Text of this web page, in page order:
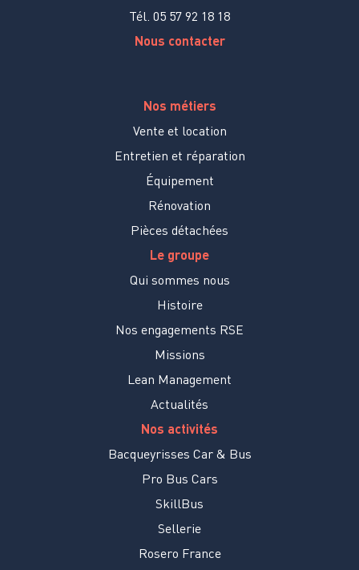
Tél. 05 57 92 18 18
Nous contacter
Nos métiers
Vente et location
Entretien et réparation
Équipement
Rénovation
Pièces détachées
Le groupe
Qui sommes nous
Histoire
Nos engagements RSE
Missions
Lean Management
Actualités
Nos activités
Bacqueyrisses Car & Bus
Pro Bus Cars
SkillBus
Sellerie
Rosero France